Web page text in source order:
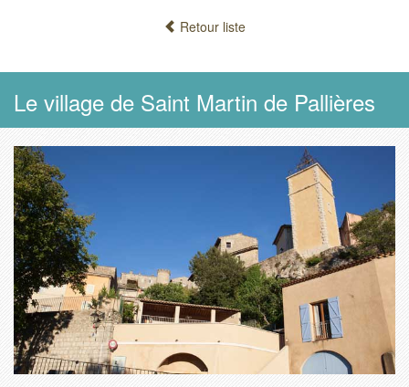
Retour liste
Le village de Saint Martin de Pallières